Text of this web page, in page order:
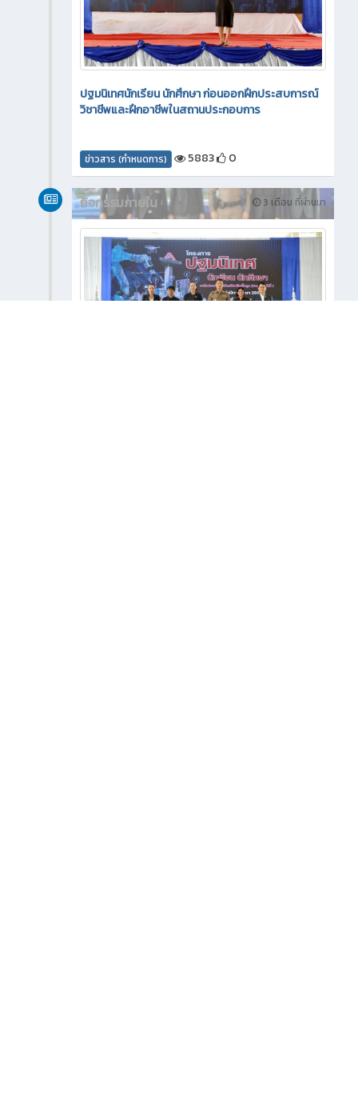
ปฐมนิเทศนักเรียน นักศึกษา ก่อนออกฝึกประสบการณ์
วิชาชีพและฝึกอาชีพในสถานประกอบการ
ข่าวสาร (กำหนดการ) 5883 0
3 เดือน ที่ผ่านมา
กิจกรรมภายใน